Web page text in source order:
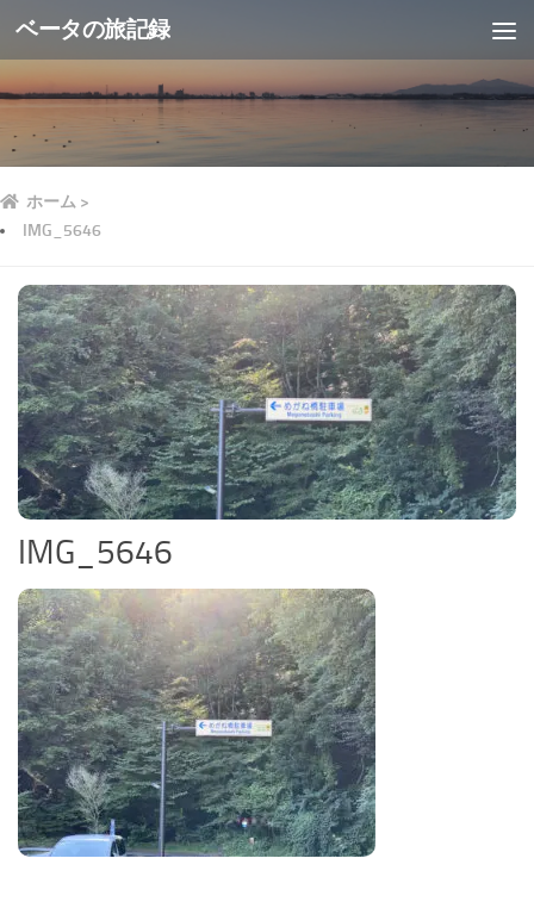
ベータの旅記録
ホーム >
IMG_5646
IMG_5646